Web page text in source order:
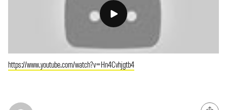
https://www.youtube.com/watch?v=Hn4Cvhjgtb4